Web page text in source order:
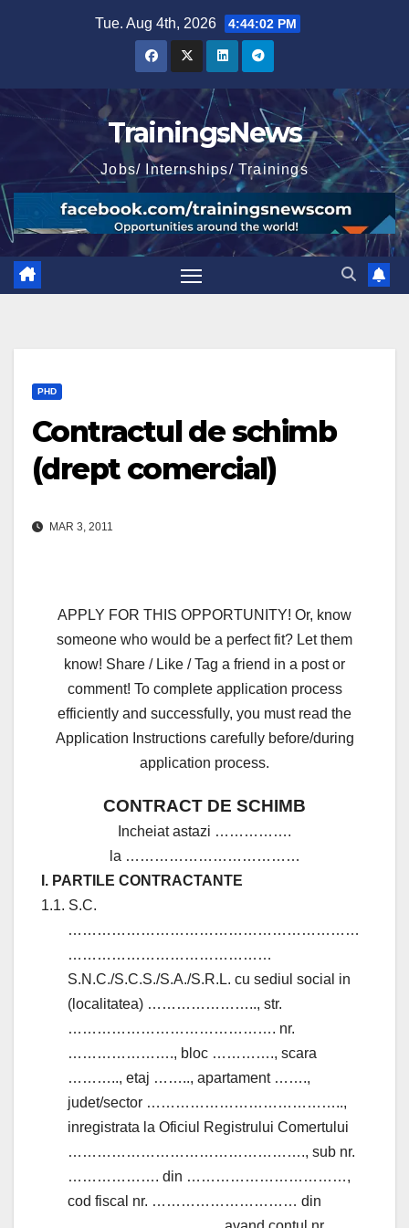
Tue. Aug 4th, 2026 4:44:03 PM
TrainingsNews
Jobs/ Internships/ Trainings
PHD
Contractul de schimb
(drept comercial)
MAR 3, 2011
APPLY FOR THIS OPPORTUNITY! Or, know
someone who would be a perfect fit? Let them
know! Share / Like / Tag a friend in a post or
comment! To complete application process
efficiently and successfully, you must read the
Application Instructions carefully before/during
application process.
CONTRACT DE SCHIMB
Incheiat astazi …………….
la ………………………………
I. PARTILE CONTRACTANTE
1.1. S.C.
……………………………………………………
……………………………………
S.N.C./S.C.S./S.A./S.R.L. cu sediul social in
(localitatea) ………………….., str.
……………………………………. nr.
…………………., bloc …………., scara
……….., etaj …….., apartament …….,
judet/sector …………………………………..,
inregistrata la Oficiul Registrului Comertului
…………………………………………., sub nr.
………………. din ……………………………,
cod fiscal nr. ………………………… din